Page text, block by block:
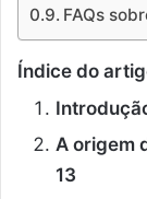
FAQs
Índice do
A origem
13